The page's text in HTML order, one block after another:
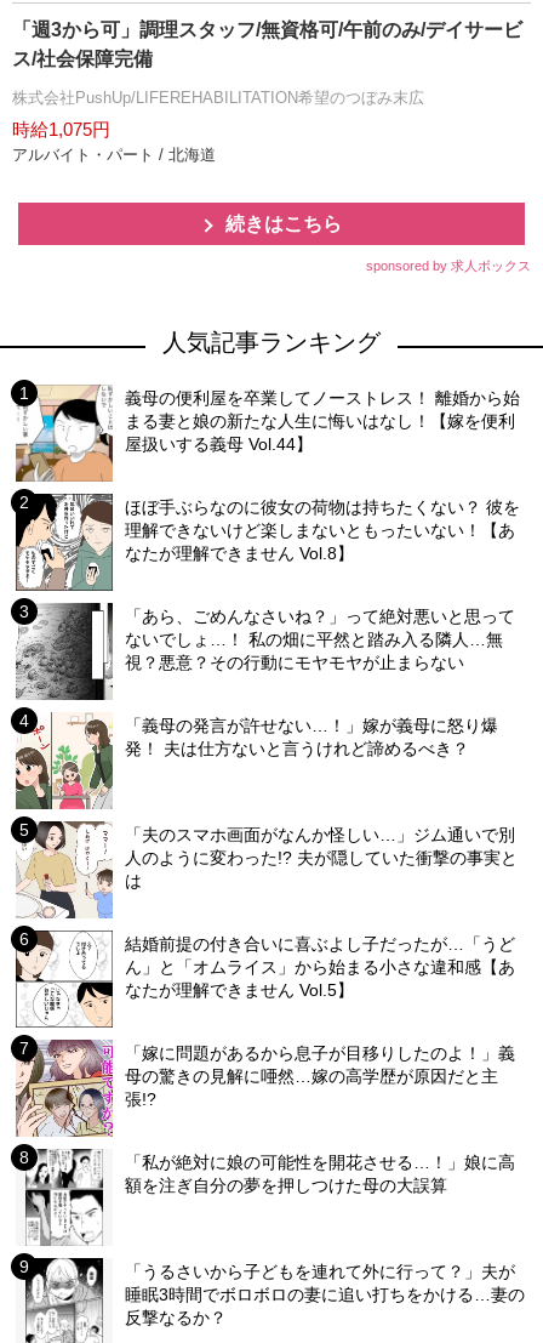
「週3から可」調理スタッフ/無資格可/午前のみ/デイサービ
ス/社会保障完備
株式会社PushUp/LIFEREHABILITATION希望のつぼみ末広
時給1,075円
アルバイト・パート / 北海道
続きはこちら
sponsored by 求人ボックス
人気記事ランキング
義母の便利屋を卒業してノーストレス！ 離婚から始
まる妻と娘の新たな人生に悔いはなし！【嫁を便利
屋扱いする義母 Vol.44】
ほぼ手ぶらなのに彼女の荷物は持ちたくない？ 彼を
理解できないけど楽しまないともったいない！【あ
なたが理解できません Vol.8】
「あら、ごめんなさいね？」って絶対悪いと思って
ないでしょ…！ 私の畑に平然と踏み入る隣人…無
視？悪意？その行動にモヤモヤが止まらない
「義母の発言が許せない…！」嫁が義母に怒り爆
発！ 夫は仕方ないと言うけれど諦めるべき？
「夫のスマホ画面がなんか怪しい…」ジム通いで別
人のように変わった!? 夫が隠していた衝撃の事実と
は
結婚前提の付き合いに喜ぶよし子だったが…「うど
ん」と「オムライス」から始まる小さな違和感【あ
なたが理解できません Vol.5】
「嫁に問題があるから息子が目移りしたのよ！」義
母の驚きの見解に唖然…嫁の高学歴が原因だと主
張!?
「私が絶対に娘の可能性を開花させる…！」娘に高
額を注ぎ自分の夢を押しつけた母の大誤算
「うるさいから子どもを連れて外に行って？」夫が
睡眠3時間でボロボロの妻に追い打ちをかける…妻の
反撃なるか？